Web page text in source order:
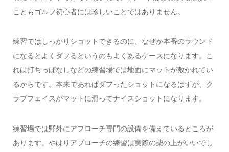
こともゴルフ初心者には珍しいことではありません。
練習ではしっかりショットできるのに、なぜか本番のラウンド
になるとよくダフるというのもよくあるケースになります。こ
れは打ちっぱなしなどの練習場では地面にマットが敷かれてい
るからです。本来であればダフったショットになるはずが、ク
ラブフェイスがマットに滑ってナイスショットになります。
練習場では野外にアプローチ専門の設備を備えているところが
あります。やはりアプローチの練習は実際の柴の上がいいでし